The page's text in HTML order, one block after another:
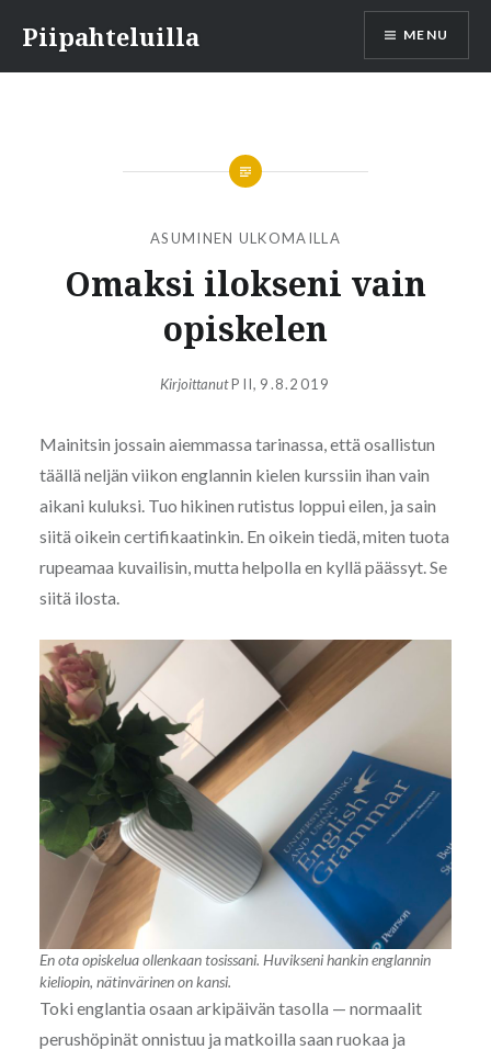
content
Piipahteluilla MENU
ASUMINEN ULKOMAILLA
Omaksi ilokseni vain
opiskelen
KirjoittanutPII, 9.8.2019
Mainitsin jossain aiemmassa tarinassa, että osallistun
täällä neljän viikon englannin kielen kurssiin ihan vain
aikani kuluksi. Tuo hikinen rutistus loppui eilen, ja sain
siitä oikein certifikaatinkin. En oikein tiedä, miten tuota
rupeamaa kuvailisin, mutta helpolla en kyllä päässyt. Se
siitä ilosta.
En ota opiskelua ollenkaan tosissani. Huvikseni hankin englannin
kieliopin, nätinvärinen on kansi.
Toki englantia osaan arkipäivän tasolla — normaalit
perushöpinät onnistuu ja matkoilla saan ruokaa ja